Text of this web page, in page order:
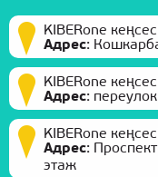
KIBERone
Адрес:
KIBERone
Адрес:
KIBERone
Адрес:
этаж